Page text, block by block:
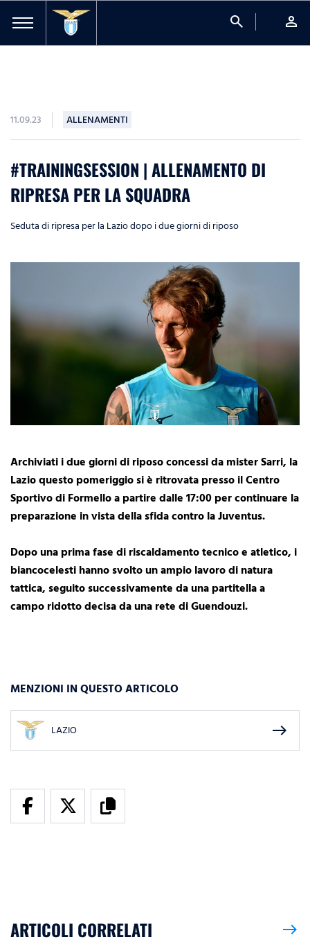
search person
11.09.23 ALLENAMENTI
#TRAININGSESSION | ALLENAMENTO DI
RIPRESA PER LA SQUADRA
Seduta di ripresa per la Lazio dopo i due giorni di riposo
Archiviati i due giorni di riposo concessi da mister Sarri, la
Lazio questo pomeriggio si è ritrovata presso il Centro
Sportivo di Formello a partire dalle 17:00 per continuare la
preparazione in vista della sfida contro la Juventus.
Dopo una prima fase di riscaldamento tecnico e atletico, i
biancocelesti hanno svolto un ampio lavoro di natura
tattica, seguito successivamente da una partitella a
campo ridotto decisa da una rete di Guendouzi.
MENZIONI IN QUESTO ARTICOLO
LAZIO east
ARTICOLI CORRELATI east